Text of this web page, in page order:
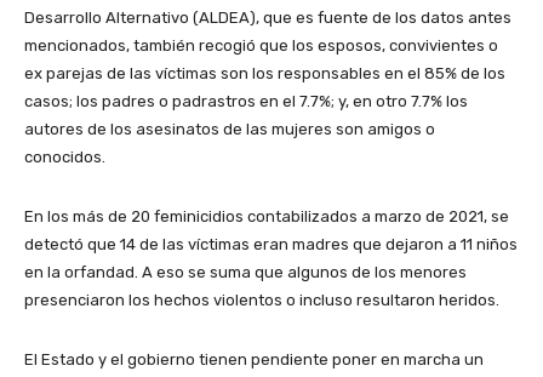
Desarrollo Alternativo (ALDEA), que es fuente de los datos antes
mencionados, también recogió que los esposos, convivientes o
ex parejas de las víctimas son los responsables en el 85% de los
casos; los padres o padrastros en el 7.7%; y, en otro 7.7% los
autores de los asesinatos de las mujeres son amigos o
conocidos.
En los más de 20 feminicidios contabilizados a marzo de 2021, se
detectó que 14 de las víctimas eran madres que dejaron a 11 niños
en la orfandad. A eso se suma que algunos de los menores
presenciaron los hechos violentos o incluso resultaron heridos.
El Estado y el gobierno tienen pendiente poner en marcha un